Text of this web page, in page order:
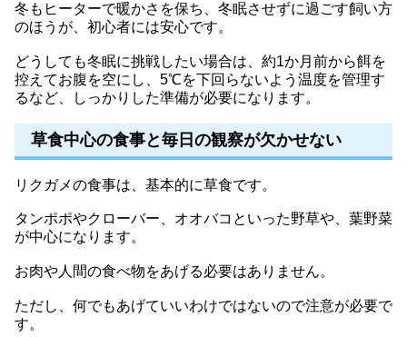
冬もヒーターで暖かさを保ち、冬眠させずに過ごす飼い方
のほうが、初心者には安心です。
どうしても冬眠に挑戦したい場合は、約1か月前から餌を
控えてお腹を空にし、5℃を下回らないよう温度を管理す
るなど、しっかりした準備が必要になります。
草食中心の食事と毎日の観察が欠かせない
リクガメの食事は、基本的に草食です。
タンポポやクローバー、オオバコといった野草や、葉野菜
が中心になります。
お肉や人間の食べ物をあげる必要はありません。
ただし、何でもあげていいわけではないので注意が必要で
す。